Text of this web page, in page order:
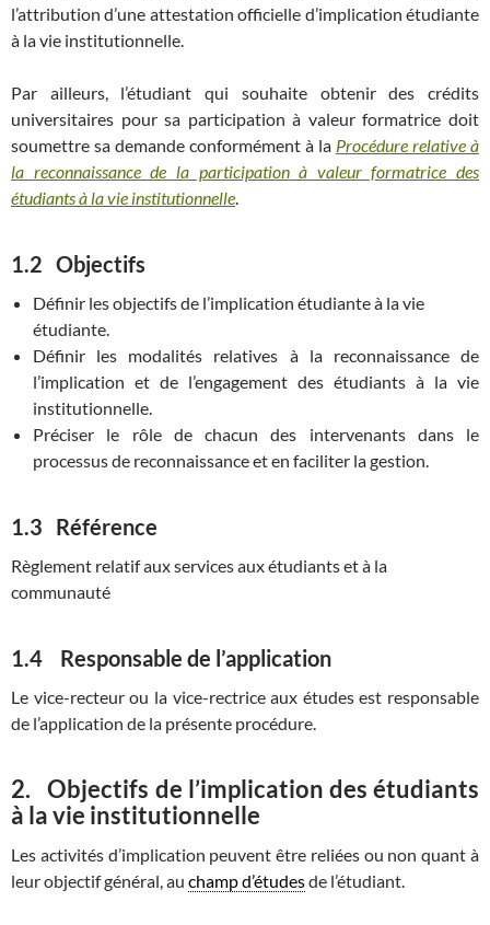
l’attribution d’une attestation officielle d’implication étudiante
à la vie institutionnelle.
Par ailleurs, l’étudiant qui souhaite obtenir des crédits
universitaires pour sa participation à valeur formatrice doit
soumettre sa demande conformément à la Procédure relative à
la reconnaissance de la participation à valeur formatrice des
étudiants à la vie institutionnelle.
1.2 Objectifs
Définir les objectifs de l’implication étudiante à la vie
étudiante.
Définir les modalités relatives à la reconnaissance de
l’implication et de l’engagement des étudiants à la vie
institutionnelle.
Préciser le rôle de chacun des intervenants dans le
processus de reconnaissance et en faciliter la gestion.
1.3 Référence
Règlement relatif aux services aux étudiants et à la
communauté
1.4 Responsable de l’application
Le vice-recteur ou la vice-rectrice aux études est responsable
de l’application de la présente procédure.
2.Objectifs de l’implication des étudiants
à la vie institutionnelle
Les activités d’implication peuvent être reliées ou non quant à
leur objectif général, au champ d’étudesde l’étudiant.